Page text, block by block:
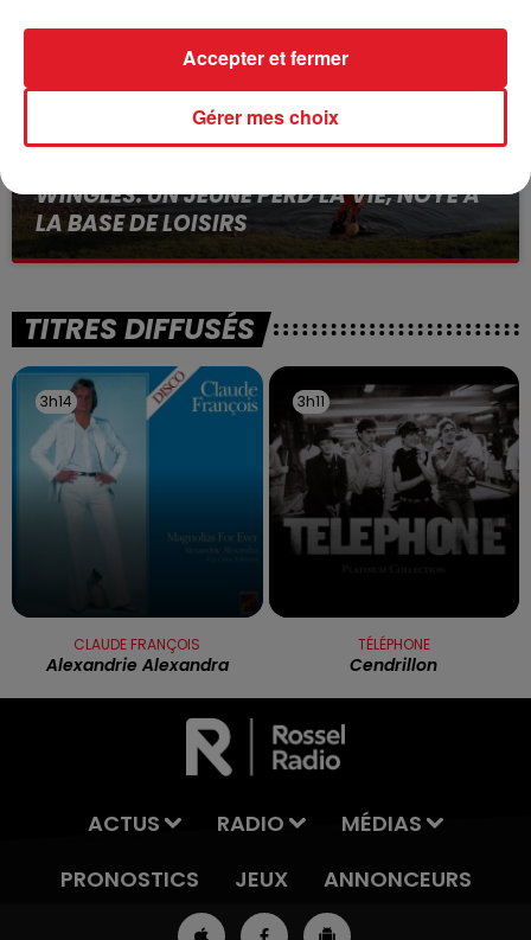
WINGLES: UN JEUNE PERD LA VIE, NOYÉ À
LA BASE DE LOISIRS
La victime a coulé à pic
TITRES DIFFUSÉS
3h14
3h14
CLAUDE FRANÇOIS
Alexandrie Alexandra
3h11
3h11
TÉLÉPHONE
Cendrillon
ACTUS RADIO
MÉDIAS
PRONOSTICS
JEUX ANNONCEURS
Gérer mes choix
Accepter et fermer